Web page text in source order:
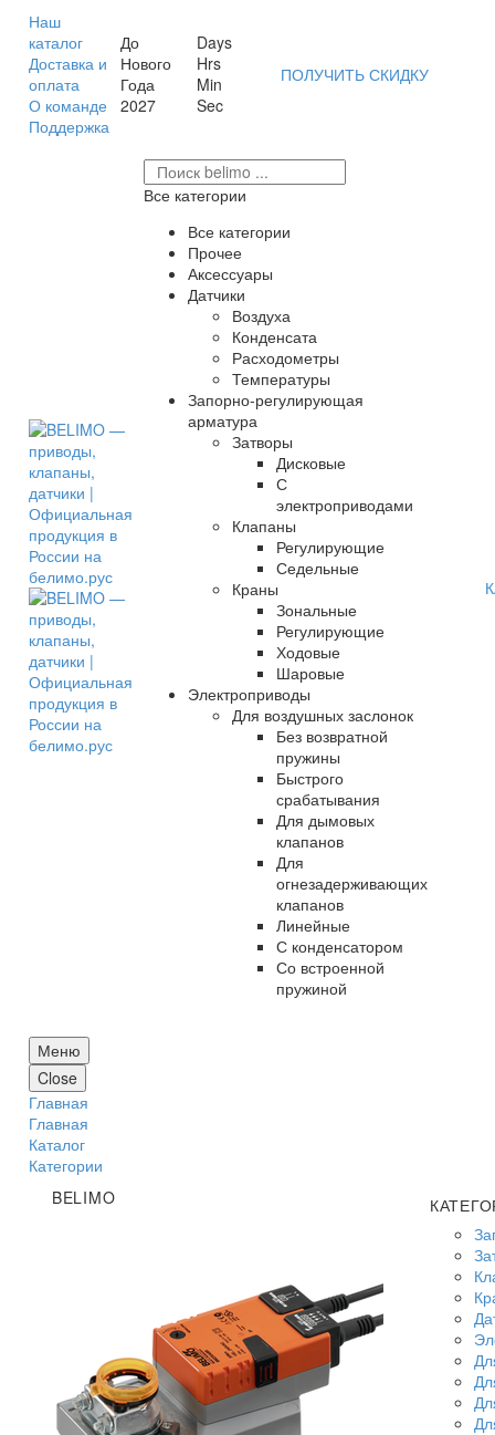
Наш
каталог
Доставка и
оплата
О команде
Поддержка
До
Нового
Года
2027
Days
Hrs
Min
Sec
ПОЛУЧИТЬ СКИДКУ
Все категории
Все категории
Прочее
Аксессуары
Датчики
Воздуха
Конденсата
Расходометры
Температуры
Запорно-регулирующая
арматура
Затворы
Дисковые
С
электроприводами
Клапаны
Регулирующие
Седельные
Краны
Зональные
Регулирующие
Ходовые
Шаровые
Электроприводы
Для воздушных заслонок
Без возвратной
пружины
Быстрого
срабатывания
Для дымовых
клапанов
Для
огнезадерживающих
клапанов
Линейные
С конденсатором
Со встроенной
пружиной
Меню
Close
Главная
Главная
Каталог
Категории
BELIMO